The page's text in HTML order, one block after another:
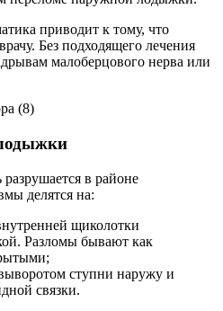
приводит к тому, что
Без подходящего лечения
малоберцового нерва или
разрушается в районе
делятся на:
щиколотки
Разломы бывают как
ступни наружу и
связки.